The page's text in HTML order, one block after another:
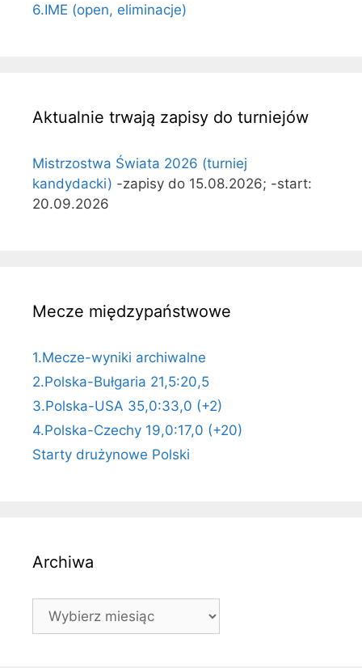
6.IME (open, eliminacje)
Aktualnie trwają zapisy do turniejów
Mistrzostwa Świata 2026 (turniej
kandydacki) -zapisy do 15.08.2026; -start:
20.09.2026
Mecze międzypaństwowe
1.Mecze-wyniki archiwalne
2.Polska-Bułgaria 21,5:20,5
3.Polska-USA 35,0:33,0 (+2)
4.Polska-Czechy 19,0:17,0 (+20)
Starty drużynowe Polski
Archiwa
Archiwa